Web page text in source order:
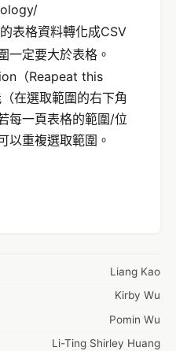
表格資料轉化成CSV
一定要大於表格。
（Reapeat this
在選取範圍的右下角
每一頁表格的範圍/位
以重複選取範圍。
Liang Kao
Kirby Wu
Pomin Wu
Li-Ting Shirley Huang